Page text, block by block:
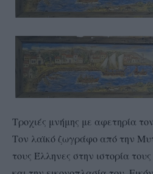
Τροχιές μνήμης με αφετηρία
Τον λαϊκό ζωγράφο από την
τους Έλληνες στην ιστορία